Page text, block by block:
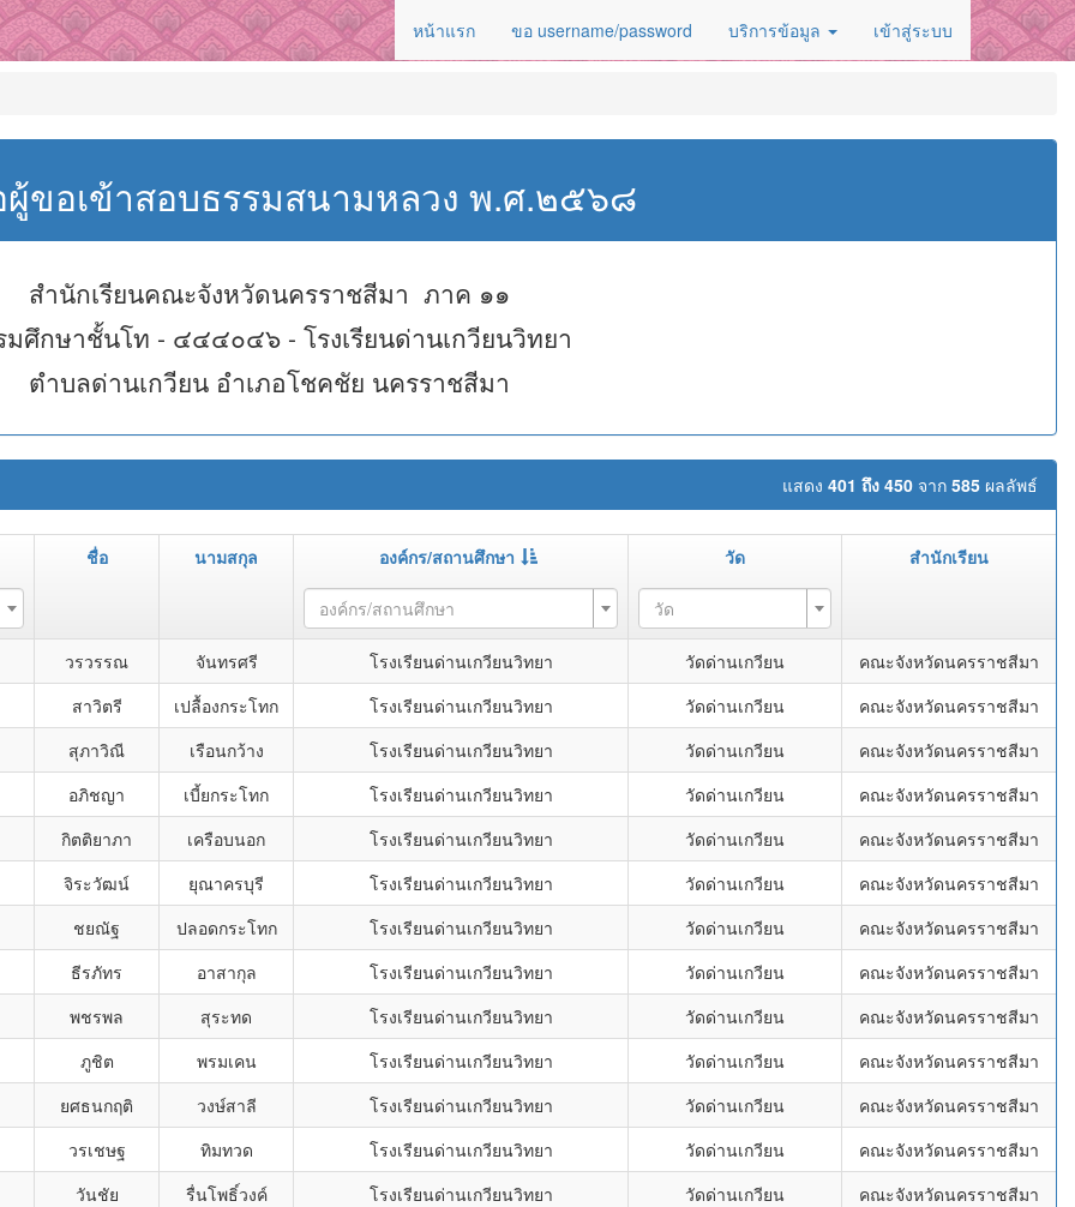
หน้าแรก ขอ username/password บริการข้อมูล เข้าสู่ระบบ
ขอเข้าสอบธรรมสนามหลวง พ.ศ.๒๕๖๘
สำนักเรียนคณะจังหวัดนครราชสีมา ภาค ๑๑
มศึกษาชั้นโท - ๔๔๔๐๔๖ - โรงเรียนด่านเกวียนวิทยา
ตำบลด่านเกวียน อำเภอโชคชัย นครราชสีมา
แสดง 401 ถึง 450 จาก 585 ผลลัพธ์
ชื่อ นามสกุล องค์กร/สถานศึกษา วัด สำนักเรียน
องค์กร/สถานศึกษา วัด
วรวรรณ จันทรศรี โรงเรียนด่านเกวียนวิทยา วัดด่านเกวียน
คณะจังหวัดนครราชสีมา
สาวิตรี
เปลื้องกระโทก โรงเรียนด่านเกวียนวิทยา วัดด่านเกวียน
คณะจังหวัดนครราชสีมา
สุภาวิณี
เรือนกว้าง โรงเรียนด่านเกวียนวิทยา วัดด่านเกวียน
คณะจังหวัดนครราชสีมา
อภิชญา
เบี้ยกระโทก โรงเรียนด่านเกวียนวิทยา วัดด่านเกวียน
คณะจังหวัดนครราชสีมา
กิตติยาภา
เครือบนอก โรงเรียนด่านเกวียนวิทยา วัดด่านเกวียน
คณะจังหวัดนครราชสีมา
จิระวัฒน์
ยุณาครบุรี โรงเรียนด่านเกวียนวิทยา วัดด่านเกวียน
คณะจังหวัดนครราชสีมา
ชยณัฐ
ปลอดกระโทก โรงเรียนด่านเกวียนวิทยา วัดด่านเกวียน
คณะจังหวัดนครราชสีมา
ธีรภัทร
อาสากุล โรงเรียนด่านเกวียนวิทยา วัดด่านเกวียน
คณะจังหวัดนครราชสีมา
พชรพล
สุระทด โรงเรียนด่านเกวียนวิทยา วัดด่านเกวียน
คณะจังหวัดนครราชสีมา
ภูชิต
พรมเคน โรงเรียนด่านเกวียนวิทยา วัดด่านเกวียน
คณะจังหวัดนครราชสีมา
ยศธนกฤติ
วงษ์สาลี โรงเรียนด่านเกวียนวิทยา วัดด่านเกวียน
คณะจังหวัดนครราชสีมา
วรเชษฐ
ทิมทวด โรงเรียนด่านเกวียนวิทยา วัดด่านเกวียน
คณะจังหวัดนครราชสีมา
วันชัย
รื่นโพธิ์วงค์ โรงเรียนด่านเกวียนวิทยา วัดด่านเกวียน
คณะจังหวัดนครราชสีมา